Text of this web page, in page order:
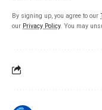
By signing up, you agree to our
our Privacy Policy. You may